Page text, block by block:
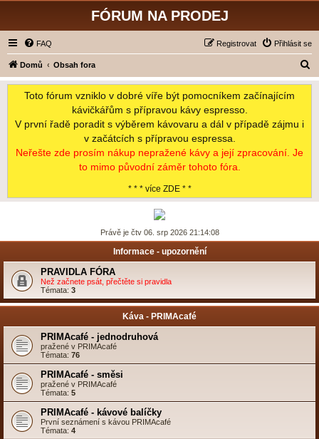
FÓRUM NA PRODEJ
FAQ Přihlásit se
Registrovat
Domů Obsah fora
l
Toto fórum vzniklo v dobré víře být pomocníkem začínajícím
kávičkářům s přípravou kávy espresso.
V první řadě poradit s výběrem kávovaru a dál v případě zájmu i
v začátcích s přípravou espressa.
Neřešte zde prosím nákup nepražené kávy a její zpracování. Je
to mimo původní záměr tohoto fóra.
* * * více ZDE * *
Právě je čtv 06. srp 2026 21:14:08
Informace - upozornění
PRAVIDLA FÓRA
Než začnete psát, přečtěte si pravidla
Témata: 3
Káva - PRIMAcafé
PRIMAcafé - jednodruhová
pražené v PRIMAcafé
Témata: 76
PRIMAcafé - směsi
pražené v PRIMAcafé
Témata: 5
PRIMAcafé - kávové balíčky
První seznámení s kávou PRIMAcafé
Témata: 4